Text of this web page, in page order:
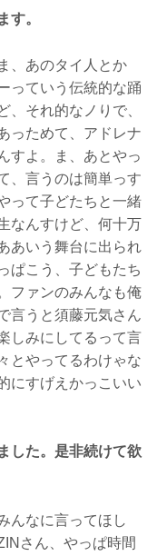
。
、あのタイ人とか
っていう伝統的な踊
、それ的なノりで、
っためて、アドレナ
すよ。ま、あとやっ
、言うのは簡単っす
って子どたちと一緒
なんすけど、何十万
あいう舞台に出られ
ぱこう、子どもたち
ファンのみんなも俺
言うと須藤元気さん
しみにしてるって言
とやってるわけゃな
にすげえかっこいい
した。是非続けて欲
んなに言ってほし
さん、やっぱ時間